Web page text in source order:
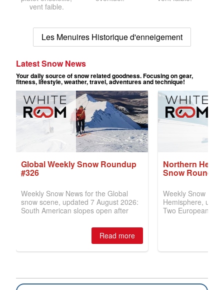
vent faible.
Les Menuires Historique d'enneigement